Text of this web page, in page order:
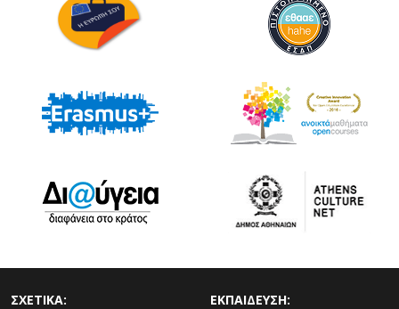
ΣΧΕΤΙΚΑ: ΕΚΠΑΙΔΕΥΣΗ: